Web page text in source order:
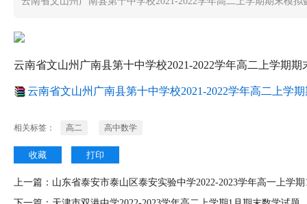
云南省文山州广南县第十中学校2021-2022学年高二上学期期
云南省文山州广南县第十中学校2021-2022学年高二上学
相关标签： 高二 高中数学
收藏 打印
上一篇： 山东省泰安市泰山区泰安实验中学2022-2023学年高一上学